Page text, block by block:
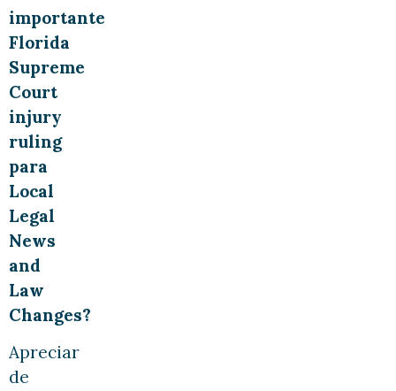
importante
Florida
Supreme
Court
injury
ruling
para
Local
Legal
News
and
Law
Changes?
Apreciar
de